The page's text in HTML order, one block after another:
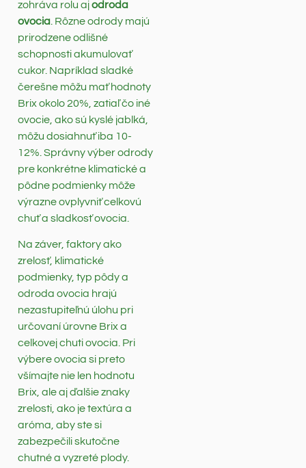
zohráva rolu ajodroda
ovocia . Rôzne odrody majú
prirodzene odlišné
schopnosti akumulovať
cukor. Napríklad sladké
čerešne môžu mať hodnoty
Brix okolo 20%, zatiaľ čo iné
ovocie, ako sú kyslé jablká,
môžu dosiahnuť iba 10-
12%. Správny výber odrody
pre konkrétne klimatické a
pôdne podmienky môže
výrazne ovplyvniť celkovú
chuť a sladkosť ovocia.
Na záver, faktory ako
zrelosť, klimatické
podmienky, typ pôdy a
odroda ovocia hrajú
nezastupiteľnú úlohu pri
určovaní úrovne Brix a
celkovej chuti ovocia. Pri
výbere ovocia si preto
všímajte nie len hodnotu
Brix, ale aj ďalšie znaky
zrelosti, ako je textúra a
aróma, aby ste si
zabezpečili skutočne
chutné a vyzreté plody.